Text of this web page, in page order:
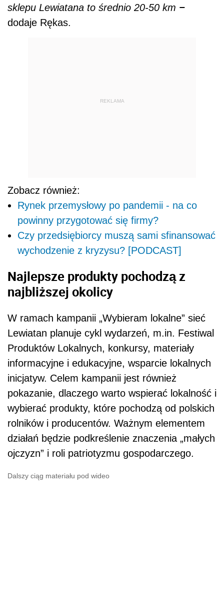
sklepu Lewiatana to średnio 20-50 km –
dodaje Rękas.
REKLAMA
Zobacz również:
Rynek przemysłowy po pandemii - na co
powinny przygotować się firmy?
Czy przedsiębiorcy muszą sami sfinansować
wychodzenie z kryzysu? [PODCAST]
Najlepsze produkty pochodzą z
najbliższej okolicy
W ramach kampanii „Wybieram lokalne” sieć
Lewiatan planuje cykl wydarzeń, m.in. Festiwal
Produktów Lokalnych, konkursy, materiały
informacyjne i edukacyjne, wsparcie lokalnych
inicjatyw. Celem kampanii jest również
pokazanie, dlaczego warto wspierać lokalność i
wybierać produkty, które pochodzą od polskich
rolników i producentów. Ważnym elementem
działań będzie podkreślenie znaczenia „małych
ojczyzn” i roli patriotyzmu gospodarczego.
Dalszy ciąg materiału pod wideo